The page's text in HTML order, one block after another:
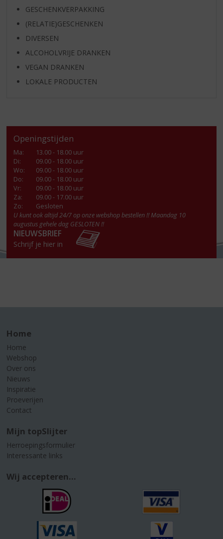
GESCHENKVERPAKKING
(RELATIE)GESCHENKEN
DIVERSEN
ALCOHOLVRIJE DRANKEN
VEGAN DRANKEN
LOKALE PRODUCTEN
Openingstijden
Ma:
13.00 - 18.00 uur
Di:
09.00 - 18.00 uur
Wo:
09.00 - 18.00 uur
Do:
09.00 - 18.00 uur
Vr:
09.00 - 18.00 uur
Za:
09.00 - 17.00 uur
Zo:
Gesloten
U kunt ook altijd 24/7 op onze webshop bestellen !! Maandag 10
augustus gehele dag GESLOTEN !!
NIEUWSBRIEF
Schrijf je hier in
Home
Home
Webshop
Over ons
Nieuws
Inspiratie
Proeverijen
Contact
Mijn topSlijter
Herroepingsformulier
Interessante links
Wij accepteren...